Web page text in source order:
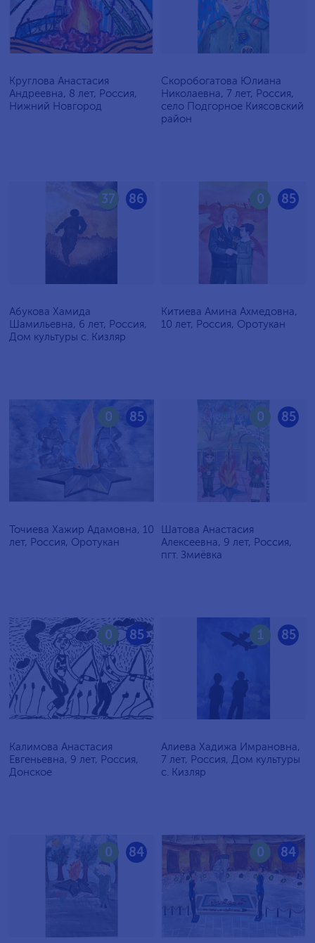
Круглова Анастасия
Андреевна, 8 лет, Россия,
Нижний Новгород
Скоробогатова Юлиана
Николаевна, 7 лет, Россия,
село Подгорное Киясовский
район
86
37
Абукова Хамида
Шамильевна, 6 лет, Россия,
Дом культуры с. Кизляр
85
0
Китиева Амина Ахмедовна,
10 лет, Россия, Оротукан
85
0
Точиева Хажир Адамовна, 10
лет, Россия, Оротукан
85
0
Шатова Анастасия
Алексеевна, 9 лет, Россия,
пгт. Змиёвка
85
0
Калимова Анастасия
Евгеньевна, 9 лет, Россия,
Донское
85
1
Алиева Хадижа Имрановна,
7 лет, Россия, Дом культуры
с. Кизляр
84
0 84
0